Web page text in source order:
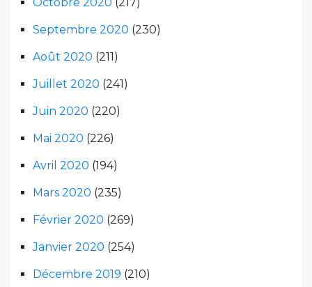
Septembre 2020 (230)
Août 2020 (211)
Juillet 2020 (241)
Juin 2020 (220)
Mai 2020 (226)
Avril 2020 (194)
Mars 2020 (235)
Février 2020 (269)
Janvier 2020 (254)
Décembre 2019 (210)